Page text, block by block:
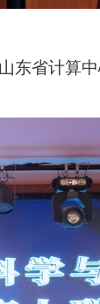
东省计算